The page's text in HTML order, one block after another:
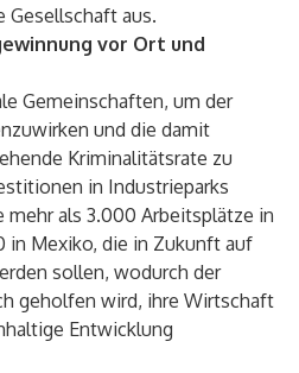
Gesellschaft aus.
vor Ort und
Gemeinschaften, um der
und die damit
Kriminalitätsrate zu
in Industrieparks
als 3.000 Arbeitsplätze in
in Mexiko, die in Zukunft auf
sollen, wodurch der
geholfen wird, ihre Wirtschaft
Entwicklung